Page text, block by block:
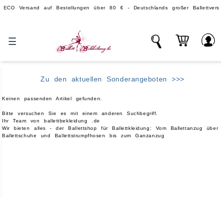
Versand auf Bestellungen über 80 € - Deutschlands großer Ballettversand.
☰
Zu den aktuellen Sonderangeboten >>>
Keinen passenden Artikel gefunden.
Bitte versuchen Sie es mit einem anderen Suchbegriff.
Ihr Team von ballettbekleidung .de
Wir bieten alles - der Ballettshop für Ballettkleidung: Vom Ballettanzug über
Ballettschuhe und Ballettstrumpfhosen bis zum Ganzanzug